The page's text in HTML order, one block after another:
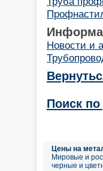
Новости и
Поиск
Цены на
Мировые и
черные и